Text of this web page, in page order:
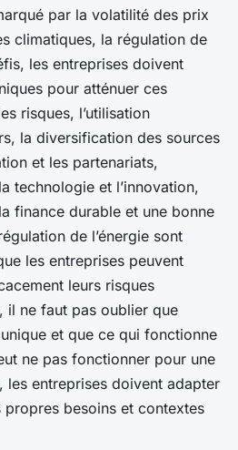
par la volatilité des prix
climatiques, la régulation de
les entreprises doivent
pour atténuer ces
risques, l’utilisation
la diversification des sources
et les partenariats,
technologie et l’innovation,
finance durable et une bonne
de l’énergie sont
les entreprises peuvent
leurs risques
il ne faut pas oublier que
et que ce qui fonctionne
ne pas fonctionner pour une
les entreprises doivent adapter
propres besoins et contextes